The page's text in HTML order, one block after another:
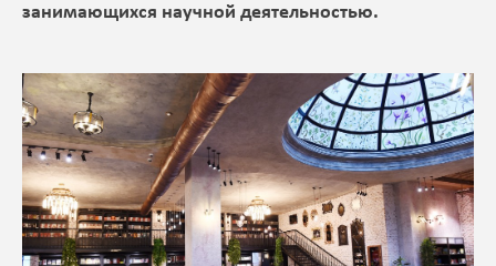
занимающихся научной деятельностью.